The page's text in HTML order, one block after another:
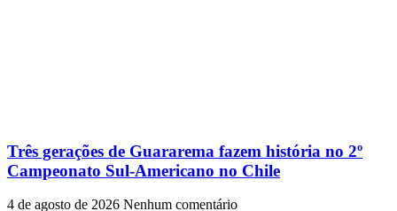
Três gerações de Guararema fazem história no 2º
Campeonato Sul-Americano no Chile
4 de agosto de 2026 Nenhum comentário